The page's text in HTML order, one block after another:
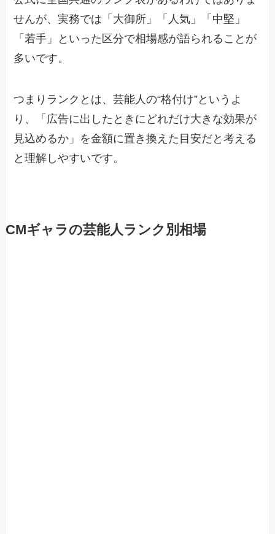
せんが、実務では「大御所」「人気」「中堅」
「若手」といった区分で相場感が語られることが
多いです。
つまりランクとは、芸能人の“格付け”というよ
り、「広告に出したときにどれだけ大きな効果が
見込めるか」を金額に置き換えた目安だと考える
と理解しやすいです。
CMギャラの芸能人ランク別相場